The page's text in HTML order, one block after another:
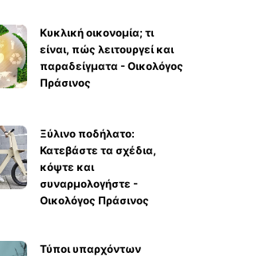
Κυκλική οικονομία; τι
είναι, πώς λειτουργεί και
παραδείγματα - Οικολόγος
Πράσινος
Ξύλινο ποδήλατο:
Κατεβάστε τα σχέδια,
κόψτε και
συναρμολογήστε -
Οικολόγος Πράσινος
Τύποι υπαρχόντων